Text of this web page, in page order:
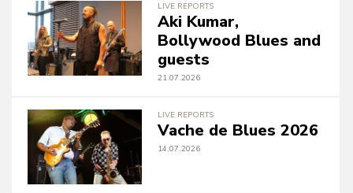
LIVE REPORTS
Aki Kumar,
Bollywood Blues and
guests
21.07.2026
LIVE REPORTS
Vache de Blues 2026
14.07.2026